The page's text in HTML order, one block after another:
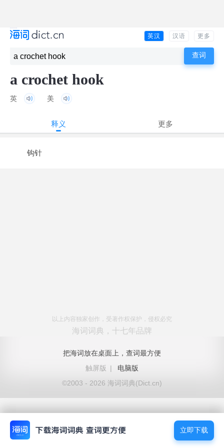
英汉 汉语 更多
a crochet hook
英 美
释义 更多
钩针
以上内容独家创作，受著作权保护，侵权必究
海词词典，十七年品牌
把海词放在桌面上，查词最方便
触屏版
|
电脑版
©2003 - 2026 海词词典(Dict.cn)
立即下载
立即下载